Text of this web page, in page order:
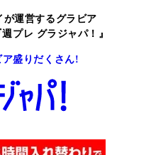
が運営するグラビア
プレ グラジャパ！』
盛りだくさん!